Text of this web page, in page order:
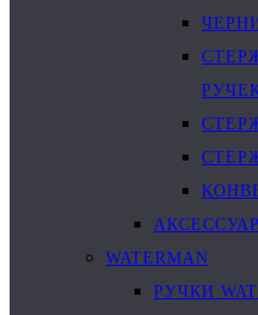
WATERMAN
РУЧКИ